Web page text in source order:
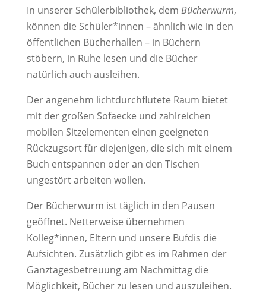
In unserer Schülerbibliothek, dem Bücherwurm,
können die Schüler*innen – ähnlich wie in den
öffentlichen Bücherhallen – in Büchern
stöbern, in Ruhe lesen und die Bücher
natürlich auch ausleihen.
Der angenehm lichtdurchflutete Raum bietet
mit der großen Sofaecke und zahlreichen
mobilen Sitzelementen einen geeigneten
Rückzugsort für diejenigen, die sich mit einem
Buch entspannen oder an den Tischen
ungestört arbeiten wollen.
Der Bücherwurm ist täglich in den Pausen
geöffnet. Netterweise übernehmen
Kolleg*innen, Eltern und unsere Bufdis die
Aufsichten. Zusätzlich gibt es im Rahmen der
Ganztagesbetreuung am Nachmittag die
Möglichkeit, Bücher zu lesen und auszuleihen.